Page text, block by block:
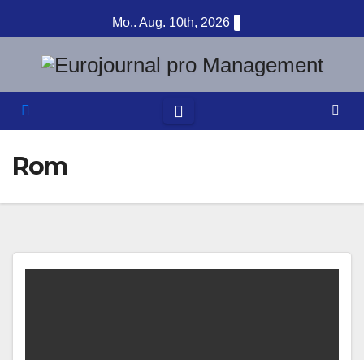
Inhalt
springen
Mo.. Aug. 10th, 2026
Rom